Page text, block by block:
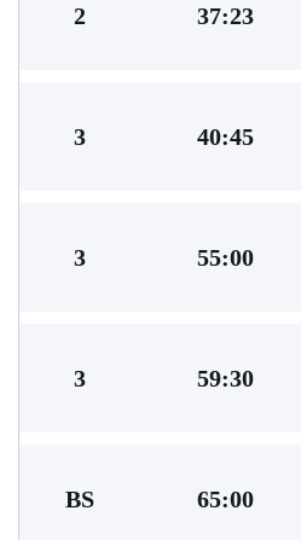
2 37:23
3 40:45
3 55:00
3 59:30
BS 65:00